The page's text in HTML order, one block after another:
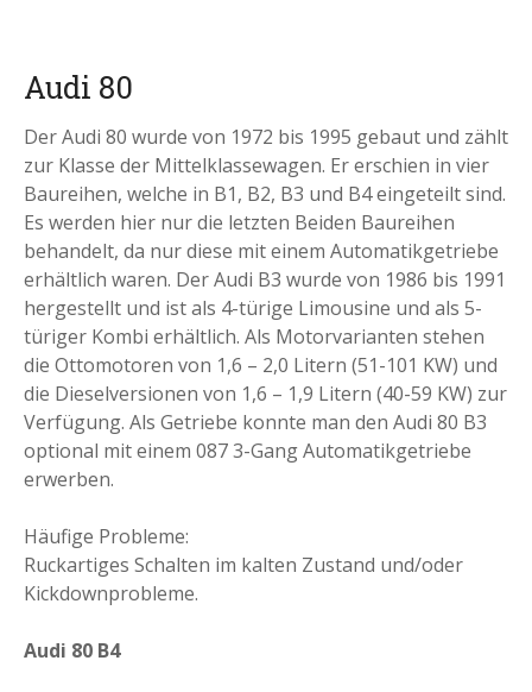
Audi 80
Der Audi 80 wurde von 1972 bis 1995 gebaut und zählt
zur Klasse der Mittelklassewagen. Er erschien in vier
Baureihen, welche in B1, B2, B3 und B4 eingeteilt sind.
Es werden hier nur die letzten Beiden Baureihen
behandelt, da nur diese mit einem Automatikgetriebe
erhältlich waren. Der Audi B3 wurde von 1986 bis 1991
hergestellt und ist als 4-türige Limousine und als 5-
türiger Kombi erhältlich. Als Motorvarianten stehen
die Ottomotoren von 1,6 – 2,0 Litern (51-101 KW) und
die Dieselversionen von 1,6 – 1,9 Litern (40-59 KW) zur
Verfügung. Als Getriebe konnte man den Audi 80 B3
optional mit einem 087 3-Gang Automatikgetriebe
erwerben.
Häufige Probleme:
Ruckartiges Schalten im kalten Zustand und/oder
Kickdownprobleme.
Audi 80 B4